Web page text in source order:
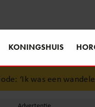
KONINGSHUIS
‘Ik was een wandelend